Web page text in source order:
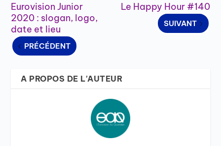
Eurovision Junior
2020 : slogan, logo,
date et lieu
PRÉCÉDENT
Le Happy Hour #140
SUIVANT
A PROPOS DE L'AUTEUR